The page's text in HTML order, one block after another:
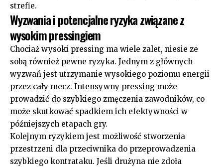
strefie.
Wyzwania i potencjalne ryzyka związane z
wysokim pressingiem
Chociaż wysoki pressing ma wiele zalet, niesie ze
sobą również pewne ryzyka. Jednym z głównych
wyzwań jest utrzymanie wysokiego poziomu energii
przez cały mecz. Intensywny pressing może
prowadzić do szybkiego zmęczenia zawodników, co
może skutkować spadkiem ich efektywności w
późniejszych etapach gry.
Kolejnym ryzykiem jest możliwość stworzenia
przestrzeni dla przeciwnika do przeprowadzenia
szybkiego kontrataku. Jeśli drużyna nie zdoła